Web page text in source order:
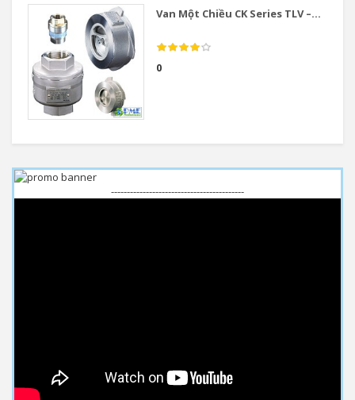
Van Một Chiều CK Series TLV –...
0
------------------------------------------